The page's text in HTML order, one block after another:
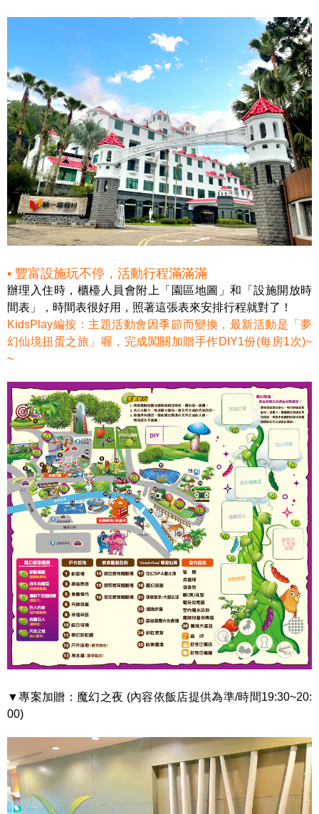
• 豐富設施玩不停，活動行程滿滿滿
辦理入住時，櫃檯人員會附上「園區地圖」和「設施開放時
間表」，時間表很好用，照著這張表來安排行程就對了！
KidsPlay編按：主題活動會因季節而變換，最新活動是「夢
幻仙境扭蛋之旅」喔，完成闖關加贈手作DIY1份(每房1次)~
~
▼專案加贈：魔幻之夜 (內容依飯店提供為準/時間19:30~20:
00)